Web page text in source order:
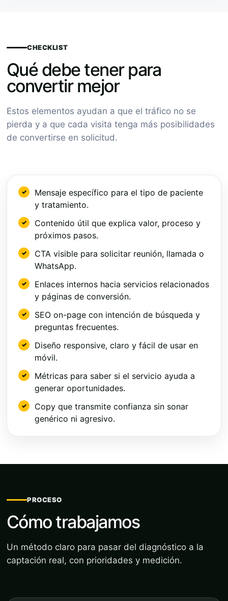
CHECKLIST
Qué debe tener para
convertir mejor
Estos elementos ayudan a que el tráfico no se
pierda y a que cada visita tenga más posibilidades
de convertirse en solicitud.
Mensaje específico para el tipo de paciente
y tratamiento.
Contenido útil que explica valor, proceso y
próximos pasos.
CTA visible para solicitar reunión, llamada o
WhatsApp.
Enlaces internos hacia servicios relacionados
y páginas de conversión.
SEO on-page con intención de búsqueda y
preguntas frecuentes.
Diseño responsive, claro y fácil de usar en
móvil.
Métricas para saber si el servicio ayuda a
generar oportunidades.
Copy que transmite confianza sin sonar
genérico ni agresivo.
PROCESO
Cómo trabajamos
Un método claro para pasar del diagnóstico a la
captación real, con prioridades y medición.